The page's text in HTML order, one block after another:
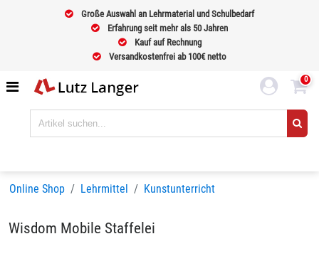
Große Auswahl an Lehrmaterial und Schulbedarf
Erfahrung seit mehr als 50 Jahren
Kauf auf Rechnung
Versandkostenfrei ab 100€ netto
0
Online Shop Lehrmittel Kunstunterricht
Wisdom Mobile Staffelei